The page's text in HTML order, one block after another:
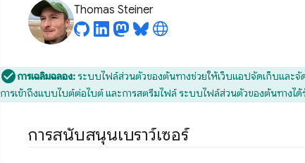
Thomas Steiner
การเฉลิมฉลอง:ระบบไฟล์ส่วนตัวของต้นทางช่วยให้เว็บแอปจัดเก็บและจั
การเข้าถึงแบบไบต์ต่อไบต์ และการสตรีมไฟล์ ระบบไฟล์ส่วนตัวของต้นทางไ
การสนับสนุนเบราว์เซอร์